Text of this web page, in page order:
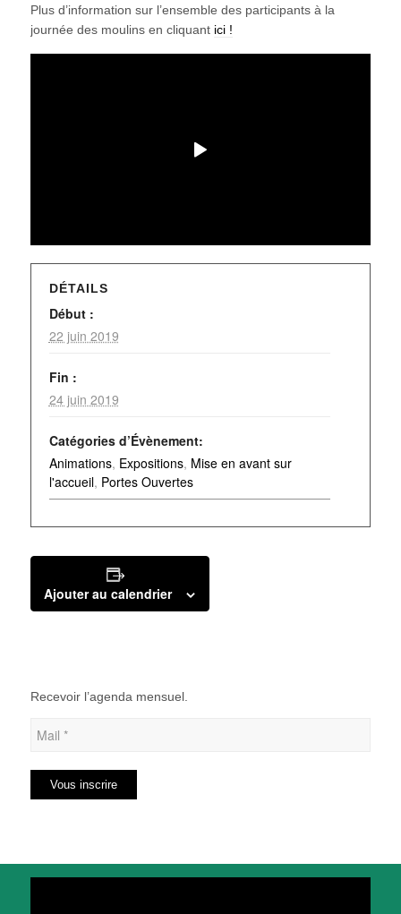
Plus d’information sur l’ensemble des participants à la
journée des moulins en cliquant ici !
DÉTAILS
Début :
22 juin 2019
Fin :
24 juin 2019
Catégories d’Évènement:
Animations, Expositions, Mise en avant sur
l'accueil, Portes Ouvertes
Ajouter au calendrier
Recevoir l’agenda mensuel.